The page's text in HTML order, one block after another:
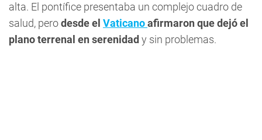
alta. El pontífice presentaba un complejo cuadro de
salud, perodesde el Vaticanoafirmaron que dejó el
plano terrenal en serenidad y sin problemas.